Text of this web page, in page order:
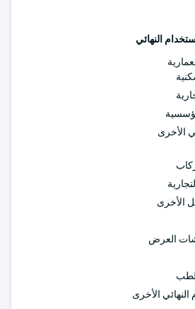
النهائي
الأخرى
الأخرى
العرض
الأخرى